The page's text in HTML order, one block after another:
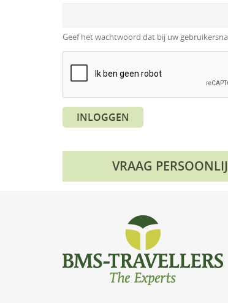
Geef het wachtwoord dat bij uw
INLOGGEN
VRAAG